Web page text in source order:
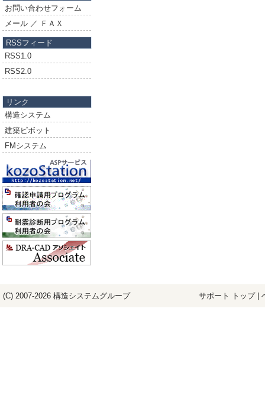
お問い合わせフォーム
メール ／ ＦＡＸ
RSSフィード
RSS1.0
RSS2.0
リンク
構造システム
建築ピボット
FMシステム
(C) 2007-2026 構造システムグループ サポート トップ|